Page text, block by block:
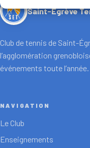
Saint-Égrève
Club de tennis de Saint-
l’agglomération
événements toute l’année.
NAVIGATION
Le Club
Enseignements